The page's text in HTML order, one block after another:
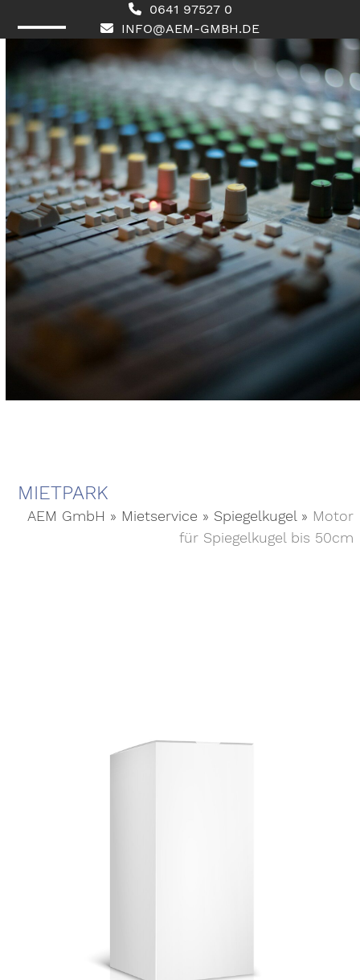
0641 97527 0
INFO@AEM-GMBH.DE
mobile
menu
mobile
menu
MIETPARK
AEM GmbH » Mietservice » Spiegelkugel » Motor
für Spiegelkugel bis 50cm